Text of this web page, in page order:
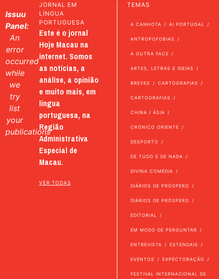
Issuu
Panel:
An
error
occurred
while
we
try
list
your
publications
JORNAL EM
LÍNGUA
PORTUGUESA
Este é o jornal
Hoje Macau na
internet. Somos
as notícias, a
análise, a opinião
e muito mais, em
língua
portuguesa, na
Região
Administrativa
Especial de
Macau.
VER TODAS
TEMAS
A CANHOTA AI PORTUGAL
ANTROPOFOBIAS
A OUTRA FACE
ARTES, LETRAS E IDEIAS
BREVES CARTOGRAFIAS
CARTOGRAFIAS
CHINA / ÁSIA
CRÓNICO ORIENTE
DESPORTO
DE TUDO E DE NADA
DIVINA COMÉDIA
DIÁRIOS DE PRÓSPERO
DIÁRIOS DE PRÓSPERO
EDITORIAL
EM MODO DE PERGUNTAR
ENTREVISTA ESTENDAIS
EVENTOS EXPECTORAÇÃO
FESTIVAL INTERNACIONAL DE